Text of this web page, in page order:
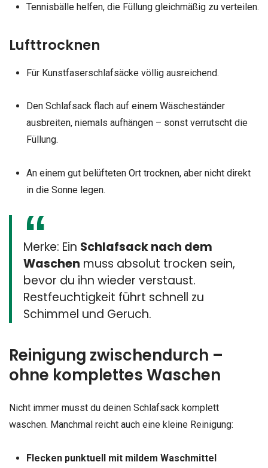
Tennisbälle helfen, die Füllung gleichmäßig zu verteilen.
Lufttrocknen
Für Kunstfaserschlafsäcke völlig ausreichend.
Den Schlafsack flach auf einem Wäscheständer
ausbreiten, niemals aufhängen – sonst verrutscht die
Füllung.
An einem gut belüfteten Ort trocknen, aber nicht direkt
in die Sonne legen.
Merke: Ein Schlafsack nach dem
Waschen muss absolut trocken sein,
bevor du ihn wieder verstaust.
Restfeuchtigkeit führt schnell zu
Schimmel und Geruch.
Reinigung zwischendurch –
ohne komplettes Waschen
Nicht immer musst du deinen Schlafsack komplett
waschen. Manchmal reicht auch eine kleine Reinigung:
Flecken punktuell mit mildem Waschmittel